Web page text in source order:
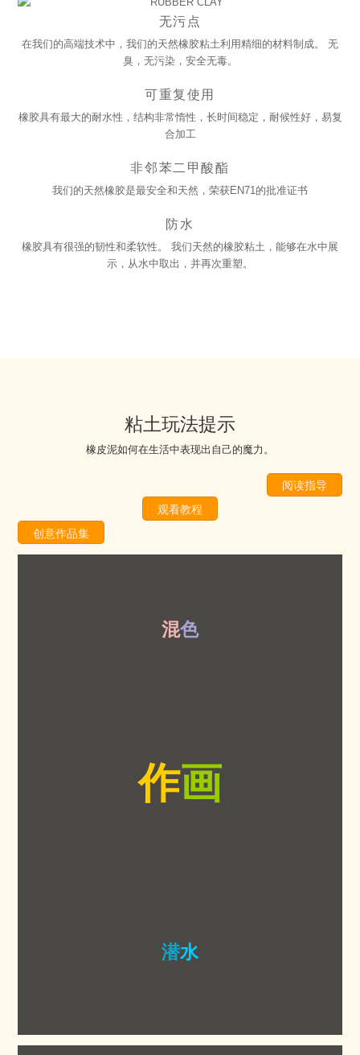
无污点
在我们的高端技术中，我们的天然橡胶粘土利用精细的材料制成。 无
臭，无污染，安全无毒。
可重复使用
橡胶具有最大的耐水性，结构非常惰性，长时间稳定，耐候性好，易复
合加工
非邻苯二甲酸酯
我们的天然橡胶是最安全和天然，荣获EN71的批准证书
防水
橡胶具有很强的韧性和柔软性。 我们天然的橡胶粘土，能够在水中展
示，从水中取出，并再次重塑。
粘土玩法提示
橡皮泥如何在生活中表现出自己的魔力。
阅读指导
观看教程
创意作品集
混色
作画
潜水